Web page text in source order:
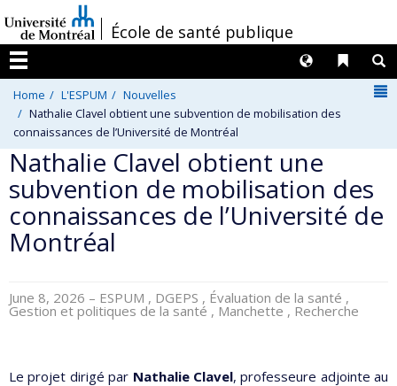
au
contenu
/École de santé publique
Menu
Liens
Langues
Home L'ESPUM
Nouvelles
Nathalie Clavel obtient une subvention de mobilisation des
connaissances de l’Université de Montréal
Nathalie Clavel obtient une
subvention de mobilisation des
connaissances de l’Université de
Montréal
June 8, 2026 – ESPUM , DGEPS , Évaluation de la santé ,
Gestion et politiques de la santé , Manchette , Recherche
Le projet dirigé par Nathalie Clavel, professeure adjointe au